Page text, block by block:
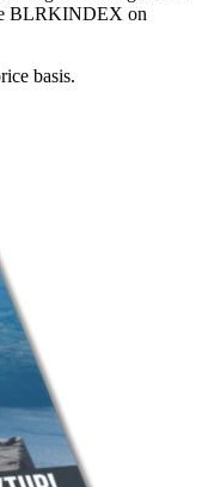
BLRKINDEX on
basis.